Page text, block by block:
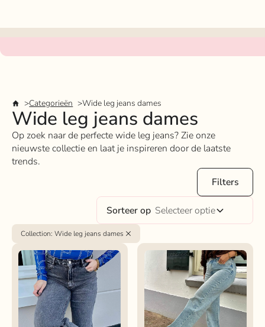
Categorieën Wide leg jeans dames
Wide leg jeans dames
Op zoek naar de perfecte wide leg jeans? Zie onze
nieuwste collectie en laat je inspireren door de laatste
trends.
Filters
Sorteer op Selecteer optie
Collection: Wide leg jeans dames